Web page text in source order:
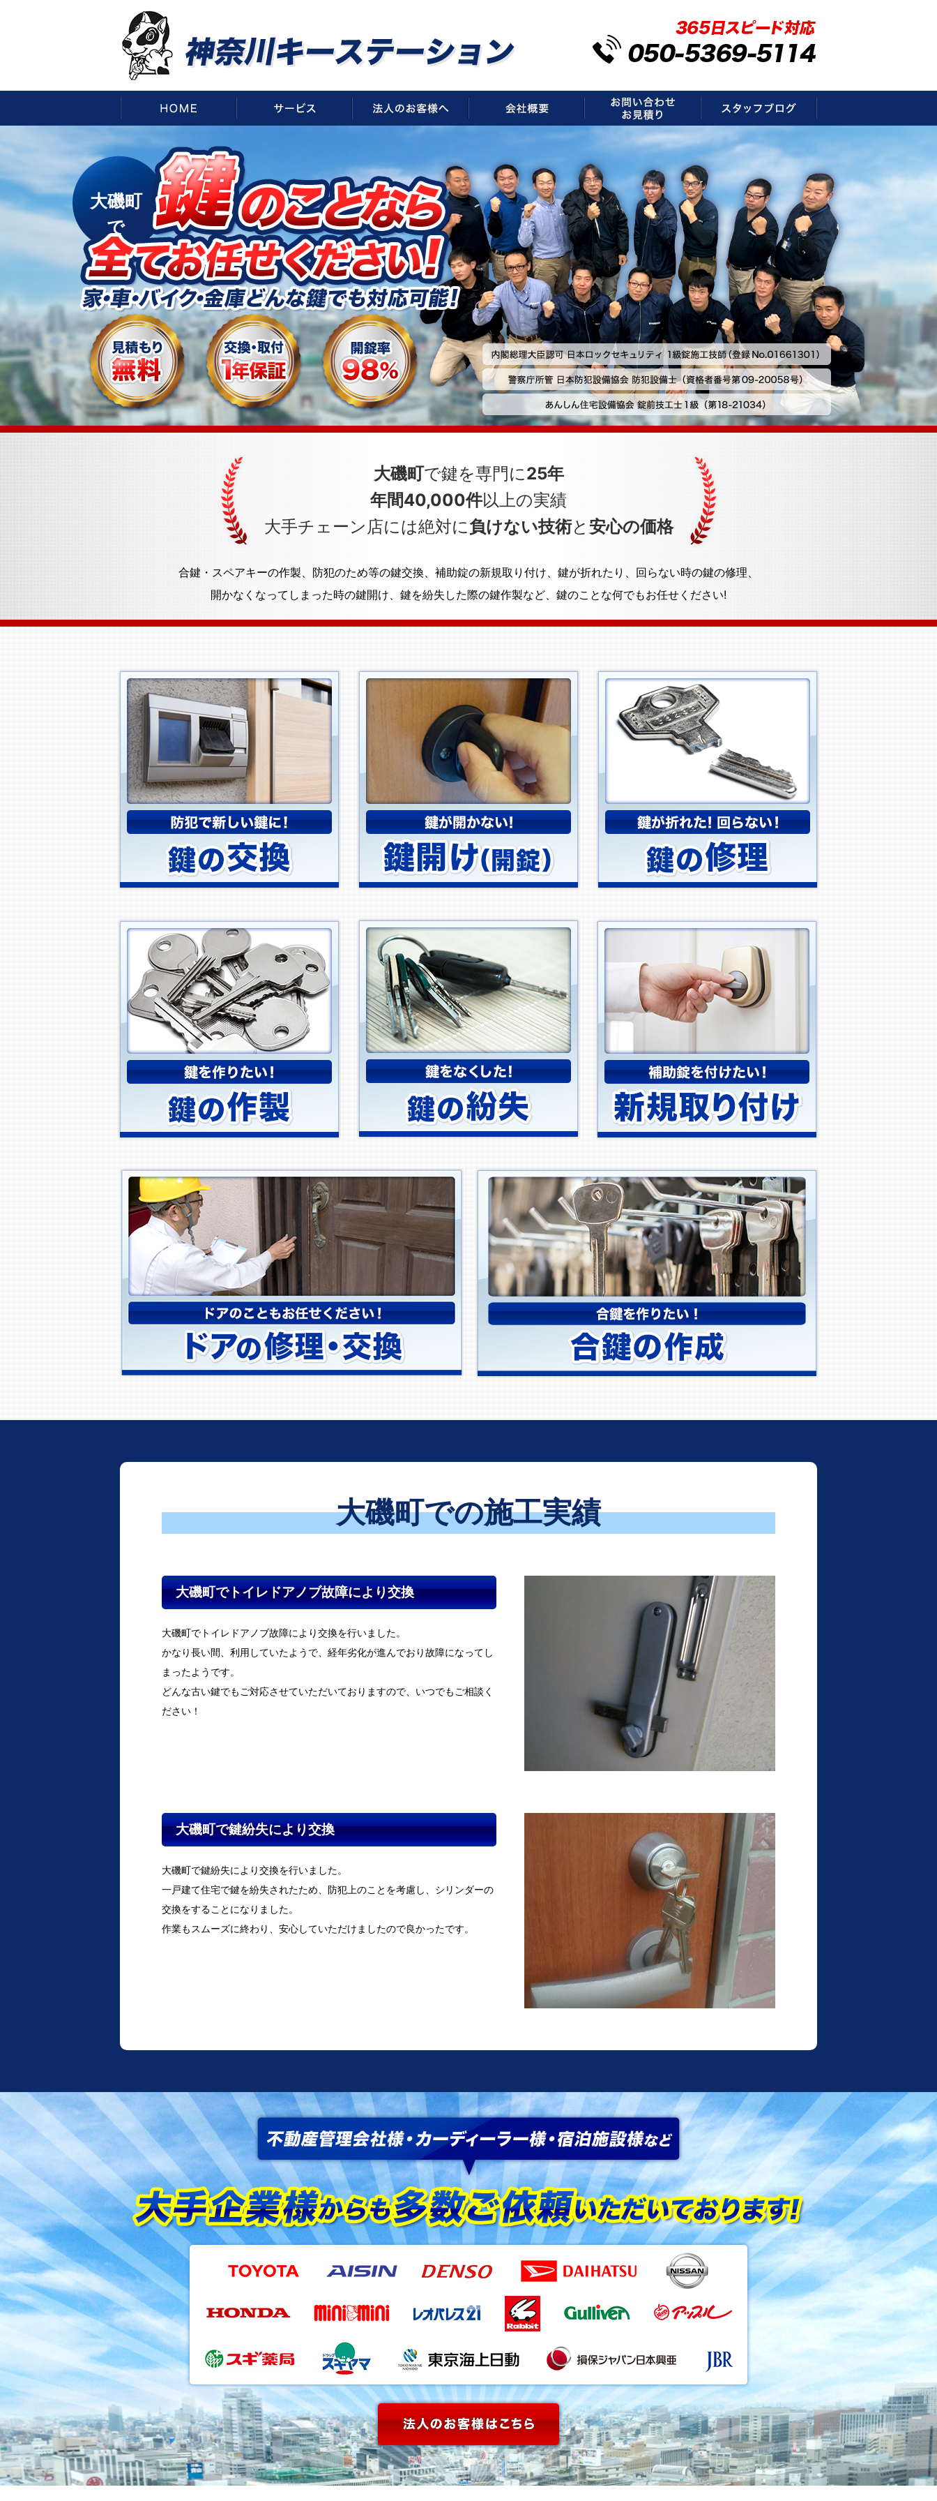
HOME サービス 法人のお客様へ 会社概要 お問い合わせ・お見積もり
大磯町
で
大磯町で鍵を専門に25年
年間40,000件以上の実績
大手チェーン店には絶対に負けない技術と 安心の価格
合鍵・スペアキーの作製、防犯のため等の鍵交換、補助錠の新規取り付け、鍵が折れたり、回らない時の鍵の修理、
開かなくなってしまった時の鍵開け、鍵を紛失した際の鍵作製など、鍵のことな何でもお任せください!
大磯町での施工実績
大磯町でトイレドアノブ故障により交換
大磯町でトイレドアノブ故障により交換を行いました。
かなり長い間、利用していたようで、経年劣化が進んでおり故障になってし
まったようです。
どんな古い鍵でもご対応させていただいておりますので、いつでもご相談く
ださい！
大磯町で鍵紛失により交換
大磯町で鍵紛失により交換を行いました。
一戸建て住宅で鍵を紛失されたため、防犯上のことを考慮し、シリンダーの
交換をすることになりました。
作業もスムーズに終わり、安心していただけましたので良かったです。